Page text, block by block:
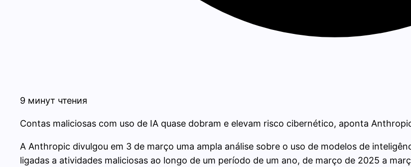
9 минут чтения
Contas maliciosas com uso de IA quase dobram e elevam risco cibernético, aponta
A Anthropic divulgou em 3 de março uma ampla análise sobre o uso de modelos de
ligadas a atividades maliciosas ao longo de um período de um ano, de março de 2025 a